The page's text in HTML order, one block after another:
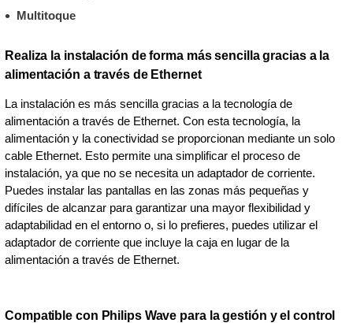
Multitoque
Realiza la instalación de forma más sencilla gracias a la
alimentación a través de Ethernet
La instalación es más sencilla gracias a la tecnología de
alimentación a través de Ethernet. Con esta tecnología, la
alimentación y la conectividad se proporcionan mediante un solo
cable Ethernet. Esto permite una simplificar el proceso de
instalación, ya que no se necesita un adaptador de corriente.
Puedes instalar las pantallas en las zonas más pequeñas y
difíciles de alcanzar para garantizar una mayor flexibilidad y
adaptabilidad en el entorno o, si lo prefieres, puedes utilizar el
adaptador de corriente que incluye la caja en lugar de la
alimentación a través de Ethernet.
Compatible con Philips Wave para la gestión y el control